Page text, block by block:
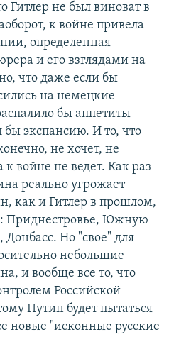
Гитлер не был виноват в
к войне привела
определенная
и его взглядами на
что даже если бы
на немецкие
бы аппетиты
бы экспансию. И то, что
не хочет, не
к войне не ведет. Как раз
реально угрожает
как и Гитлер в прошлом,
Приднестровье, Южную
Но "свое" для
небольшие
и вообще все то, что
Российской
Путин будет пытаться
новые "исконные русские